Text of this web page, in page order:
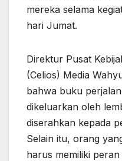
mereka selama
hari Jumat.
Direktur Pusat
(Celios) Media
bahwa buku
dikeluarkan oleh
diserahkan kepada
Selain itu, orang
harus memiliki